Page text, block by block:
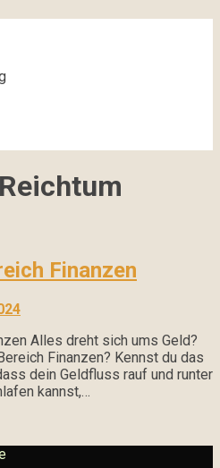
Finanzen
Alles dreht sich ums Geld?
Finanzen? Kennst du das
dein Geldfluss rauf und runter
kannst,…